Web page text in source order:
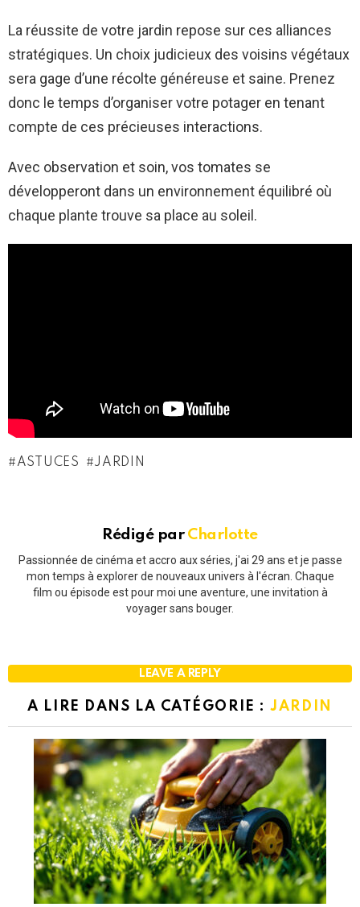
La réussite de votre jardin repose sur ces alliances
stratégiques. Un choix judicieux des voisins végétaux
sera gage d’une récolte généreuse et saine. Prenez
donc le temps d’organiser votre potager en tenant
compte de ces précieuses interactions.
Avec observation et soin, vos tomates se
développeront dans un environnement équilibré où
chaque plante trouve sa place au soleil.
ASTUCES JARDIN
Rédigé par Charlotte
Passionnée de cinéma et accro aux séries, j'ai 29 ans et je passe
mon temps à explorer de nouveaux univers à l'écran. Chaque
film ou épisode est pour moi une aventure, une invitation à
voyager sans bouger.
LEAVE A REPLY
A LIRE DANS LA CATÉGORIE :JARDIN